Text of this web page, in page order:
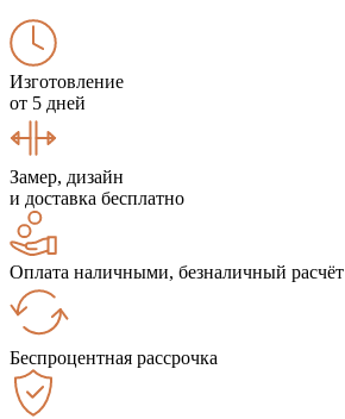
Изготовление
от 5 дней
Замер, дизайн
и доставка бесплатно
Оплата наличными, безналичный расчёт
Беспроцентная рассрочка